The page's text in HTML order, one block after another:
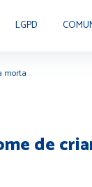
LGPD
morta
de